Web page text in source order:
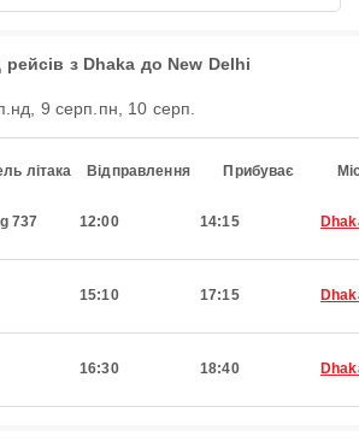
рейсів з Dhaka до New Delhi
нд, 9 серп. пн, 10 серп.
літака Відправлення Прибуває
737 12:00 14:15
15:10 17:15
16:30 18:40